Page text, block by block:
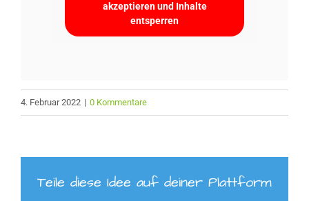
akzeptieren und Inhalte
entsperren
4. Februar 2022 | 0 Kommentare
Teile diese Idee auf deiner Plattform